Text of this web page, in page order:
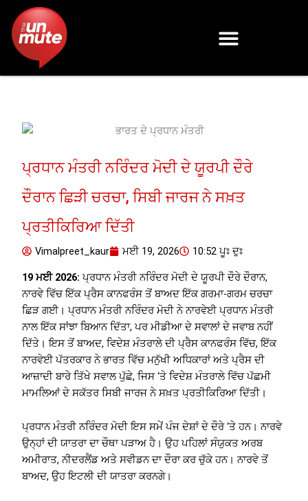
content
ਪ੍ਰਧਾਨ ਮੰਤਰੀ ਨਰਿੰਦਰ ਮੋਦੀ ਦੇ ਯੂਰਪੀ ਦੌਰੇ
ਦੌਰਾਨ ਛਿੜੀ ਚਰਚਾ, ਸਿਬੀ ਜਾਰਜ ਨੇ ਸਖ਼ਤ
ਪ੍ਰਤੀਕਿਰਿਆ ਦਿੱਤੀ
Vimalpreet_kaur ਮਈ 19, 2026 10:52 ਪੂਃ ਦੁਃ
19 ਮਈ 2026: ਪ੍ਰਧਾਨ ਮੰਤਰੀ ਨਰਿੰਦਰ ਮੋਦੀ ਦੇ ਯੂਰਪੀ ਦੌਰੇ ਦੌਰਾਨ,
ਨਾਰਵੇ ਵਿੱਚ ਇੱਕ ਪ੍ਰੈਸ ਕਾਨਫਰੰਸ ਤੋਂ ਬਾਅਦ ਇੱਕ ਗਰਮਾ-ਗਰਮ ਚਰਚਾ
ਛਿੜ ਗਈ। ਪ੍ਰਧਾਨ ਮੰਤਰੀ ਨਰਿੰਦਰ ਮੋਦੀ ਨੇ ਨਾਰਵੇਈ ਪ੍ਰਧਾਨ ਮੰਤਰੀ
ਨਾਲ ਇੱਕ ਸਾਂਝਾ ਬਿਆਨ ਦਿੱਤਾ, ਪਰ ਮੀਡੀਆ ਦੇ ਸਵਾਲਾਂ ਦੇ ਜਵਾਬ ਨਹੀਂ
ਦਿੱਤੇ। ਇਸ ਤੋਂ ਬਾਅਦ, ਵਿਦੇਸ਼ ਮੰਤਰਾਲੇ ਦੀ ਪ੍ਰੈਸ ਕਾਨਫਰੰਸ ਵਿੱਚ, ਇੱਕ
ਨਾਰਵੇਈ ਪੱਤਰਕਾਰ ਨੇ ਭਾਰਤ ਵਿੱਚ ਮਨੁੱਖੀ ਅਧਿਕਾਰਾਂ ਅਤੇ ਪ੍ਰੈਸ ਦੀ
ਆਜ਼ਾਦੀ ਬਾਰੇ ਤਿੱਖੇ ਸਵਾਲ ਪੁੱਛੇ, ਜਿਸ ‘ਤੇ ਵਿਦੇਸ਼ ਮੰਤਰਾਲੇ ਵਿੱਚ ਪੱਛਮੀ
ਮਾਮਲਿਆਂ ਦੇ ਸਕੱਤਰ ਸਿਬੀ ਜਾਰਜ ਨੇ ਸਖ਼ਤ ਪ੍ਰਤੀਕਿਰਿਆ ਦਿੱਤੀ।
ਪ੍ਰਧਾਨ ਮੰਤਰੀ ਨਰਿੰਦਰ ਮੋਦੀ ਇਸ ਸਮੇਂ ਪੰਜ ਦੇਸ਼ਾਂ ਦੇ ਦੌਰੇ ‘ਤੇ ਹਨ। ਨਾਰਵੇ
ਉਨ੍ਹਾਂ ਦੀ ਯਾਤਰਾ ਦਾ ਚੌਥਾ ਪੜਾਅ ਹੈ। ਉਹ ਪਹਿਲਾਂ ਸੰਯੁਕਤ ਅਰਬ
ਅਮੀਰਾਤ, ਨੀਦਰਲੈਂਡ ਅਤੇ ਸਵੀਡਨ ਦਾ ਦੌਰਾ ਕਰ ਚੁੱਕੇ ਹਨ। ਨਾਰਵੇ ਤੋਂ
ਬਾਅਦ, ਉਹ ਇਟਲੀ ਦੀ ਯਾਤਰਾ ਕਰਨਗੇ।